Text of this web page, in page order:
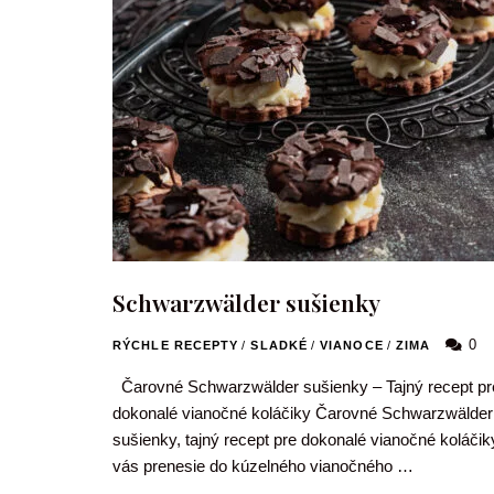
Schwarzwälder sušienky
RÝCHLE RECEPTY / SLADKÉ / VIANOCE / ZIMA 0
Čarovné Schwarzwälder sušienky – Tajný recept
dokonalé vianočné koláčiky Čarovné Schwarzwälder
sušienky, tajný recept pre dokonalé vianočné
vás prenesie do kúzelného vianočného …